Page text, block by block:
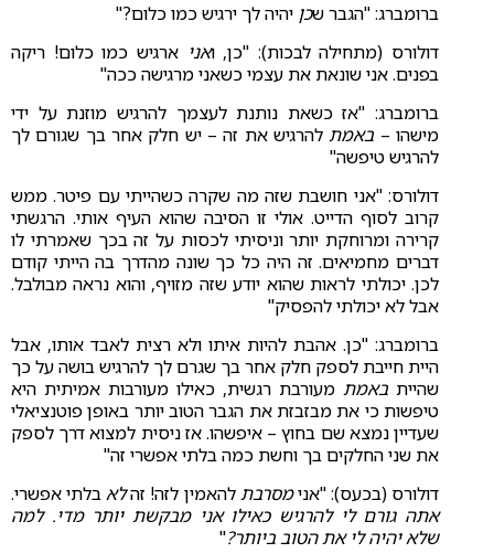
ברומברג: "הגבר שכן יהיה לך ירגיש כמו כלום?"
דולורס (מתחילה לבכות): "כן, ואני ארגיש כמו כלום! ריקה
בפנים. אני שונאת את עצמי כשאני מרגישה ככה"
ברומברג: "אז כשאת נותנת לעצמך להרגיש מוזנת על ידי
מישהו – באמתלהרגיש את זה – יש חלק אחר בך שגורם לך
להרגיש טיפשה"
דולורס: "אני חושבת שזה מה שקרה כשהייתי עם פיטר. ממש
קרוב לסוף הדייט. אולי זו הסיבה שהוא העיף אותי. הרגשתי
קרירה ומרוחקת יותר וניסיתי לכסות על זה בכך שאמרתי לו
דברים מחמיאים. זה היה כל כך שונה מהדרך בה הייתי קודם
לכן. יכולתי לראות שהוא יודע שזה מזויף, והוא נראה מבולבל.
אבל לא יכולתי להפסיק"
ברומברג: "כן. אהבת להיות איתו ולא רצית לאבד אותו, אבל
היית חייבת לספק חלק אחר בך שגרם לך להרגיש בושה על כך
שהיית באמת מעורבת רגשית, כאילו מעורבות אמיתית היא
טיפשות כי את מבזבזת את הגבר הטוב יותר באופן פוטנציאלי
שעדיין נמצא שם בחוץ – איפשהו. אז ניסית למצוא דרך לספק
את שני החלקים בך וחשת כמה בלתי אפשרי זה"
דולורס (בכעס): "אנימסרבתלהאמין לזה! זהלאבלתי אפשרי.
אתה גורם לי להרגיש כאילו אני מבקשת יותר מדי. למה
שלא יהיה לי את הטוב ביותר?"